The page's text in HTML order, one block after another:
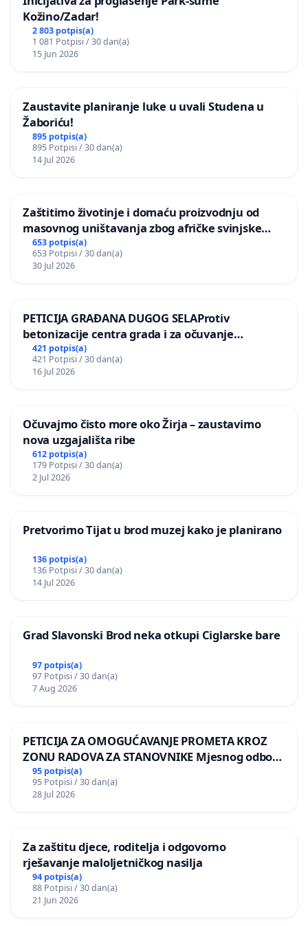
Kožino/Zadar!
2 803 potpis(a)
1 081 Potpisi / 30 dan(a)
15 Jun 2026
Zaustavite planiranje luke u uvali Studena u
Žaboriću!
895 potpis(a)
895 Potpisi / 30 dan(a)
14 Jul 2026
Zaštitimo životinje i domaću proizvodnju od
masovnog uništavanja zbog afričke svinjske
kuge
653 potpis(a)
653 Potpisi / 30 dan(a)
30 Jul 2026
PETICIJA GRAĐANA DUGOG SELAProtiv
betonizacije centra grada i za očuvanje
postojećih zelenih površina i odraslih stabala pri
donošenju izmjena urbanističkog plana
421 potpis(a)
421 Potpisi / 30 dan(a)
16 Jul 2026
Očuvajmo čisto more oko Žirja – zaustavimo
nova uzgajališta ribe
612 potpis(a)
179 Potpisi / 30 dan(a)
2 Jul 2026
Pretvorimo Tijat u brod muzej kako je planirano
136 potpis(a)
136 Potpisi / 30 dan(a)
14 Jul 2026
Grad Slavonski Brod neka otkupi Ciglarske bare
97 potpis(a)
97 Potpisi / 30 dan(a)
7 Aug 2026
PETICIJA ZA OMOGUĆAVANJE PROMETA KROZ
ZONU RADOVA ZA STANOVNIKE Mjesnog odbora
Kamensko i Lemić Brdo
95 potpis(a)
95 Potpisi / 30 dan(a)
28 Jul 2026
Za zaštitu djece, roditelja i odgovorno
rješavanje maloljetničkog nasilja
94 potpis(a)
88 Potpisi / 30 dan(a)
21 Jun 2026